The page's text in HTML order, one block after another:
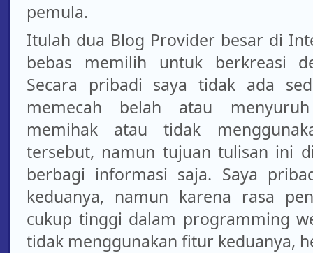
pemula.
Itulah dua Blog Provider besar di
bebas memilih untuk berkreasi
Secara pribadi saya tidak ada
memecah belah atau
memihak atau tidak
tersebut, namun tujuan tulisan ini
berbagi informasi saja. Saya
keduanya, namun karena rasa
cukup tinggi dalam programming
tidak menggunakan fitur keduanya,